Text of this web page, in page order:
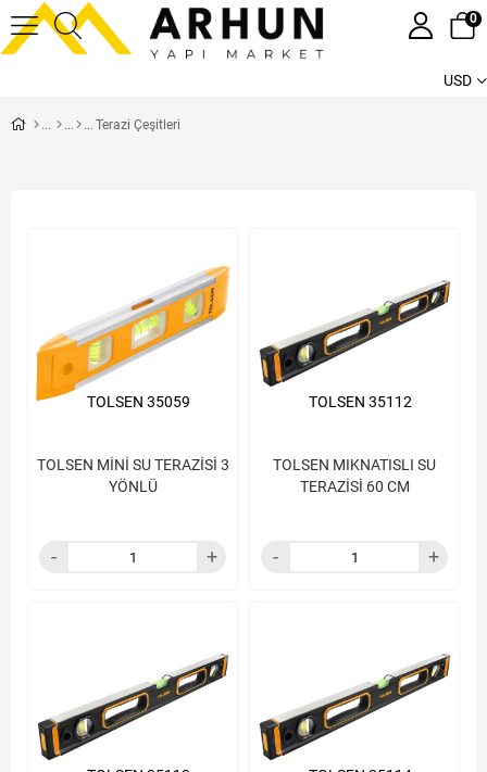
USD
0
Terazi Çeşitleri
TOLSEN MİNİ SU TERAZİSİ 3
YÖNLÜ
TOLSEN 35059
TOLSEN MIKNATISLI SU
TERAZİSİ 60 CM
TOLSEN 35112